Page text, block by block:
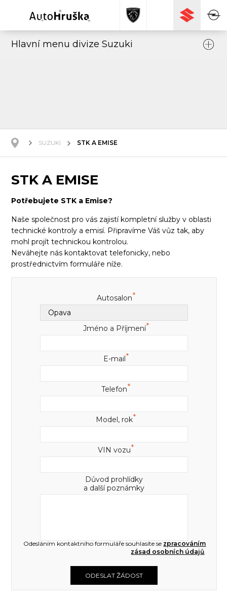
Hlavní menu divize Suzuki
SUZUKI STK A EMISE
STK A EMISE
Potřebujete STK a Emise?
Naše společnost pro vás zajistí kompletní služby v oblasti
technické kontroly a emisí. Připravíme Váš vůz tak, aby
mohl projít technickou kontrolou.
Neváhejte nás kontaktovat telefonicky, nebo
prostřednictvím formuláře níže.
Autosalon*
Jméno a Příjmení*
E-mail*
Telefon*
Model, rok*
VIN vozu*
Důvod prohlídky
a další poznámky
Odesláním kontaktního formuláře souhlasíte se zpracováním
zásad osobních údajů.
ODESLAT ŽÁDOST